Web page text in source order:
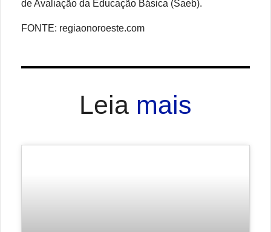
de Avaliação da Educação Básica (Saeb).
FONTE: regiaonoroeste.com
Leia mais